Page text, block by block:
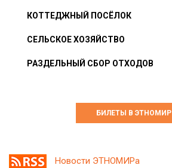
КОТТЕДЖНЫЙ ПОСЁЛОК
СЕЛЬСКОЕ ХОЗЯЙСТВО
РАЗДЕЛЬНЫЙ СБОР ОТХОДОВ
БИЛЕТЫ В ЭТНОМИР
Новости ЭТНОМИРа